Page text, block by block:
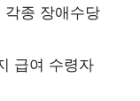
각종 장애수당
급여 수령자